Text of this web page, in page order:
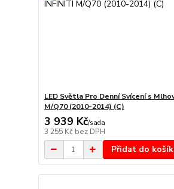
LED Světla Pro Denní Svícení s
M/Q70 (2010-2014) (C)
3 939 Kč/sada
3 255 Kč bez DPH
Přidat do